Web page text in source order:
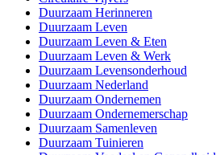
Duurzaam Herinneren
Duurzaam Leven
Duurzaam Leven & Eten
Duurzaam Leven & Werk
Duurzaam Levensonderhoud
Duurzaam Nederland
Duurzaam Ondernemen
Duurzaam Ondernemerschap
Duurzaam Samenleven
Duurzaam Tuinieren